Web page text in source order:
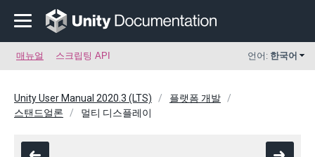
매뉴얼 스크립팅 API 언어: 한국어
Unity User Manual 2020.3 (LTS)
플랫폼 개발
스탠드얼론
멀티 디스플레이